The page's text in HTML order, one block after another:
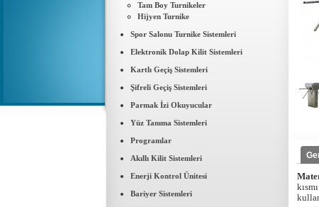
Tam Boy Turnikeler
Hijyen Turnike
Spor Salonu Turnike Sistemleri
Elektronik Dolap Kilit Sistemleri
Kartlı Geçiş Sistemleri
Şifreli Geçiş Sistemleri
Parmak İzi Okuyucular
Yüz Tanıma Sistemleri
Programlar
Akıllı Kilit Sistemleri
Enerji Kontrol Ünitesi
Bariyer Sistemleri